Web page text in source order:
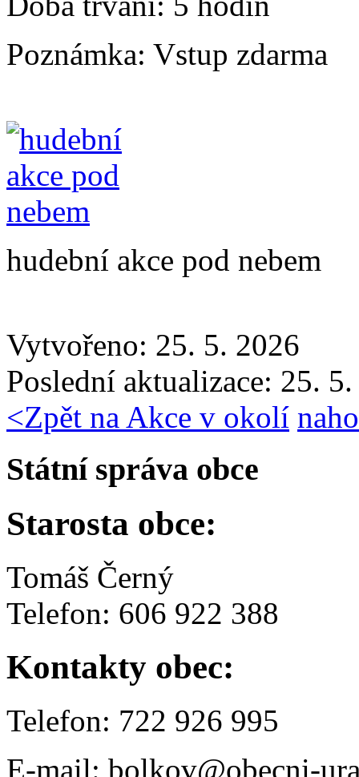
Poznámka: Vstup zdarma
hudební akce pod nebem
Vytvořeno: 25. 5. 2026
Poslední aktualizace: 25.
<Zpět na Akce v okolí
Státní správa obce
Starosta obce:
Tomáš Černý
Telefon: 606 922 388
Kontakty obec:
Telefon: 722 926 995
E-mail: bolkov@obecni-